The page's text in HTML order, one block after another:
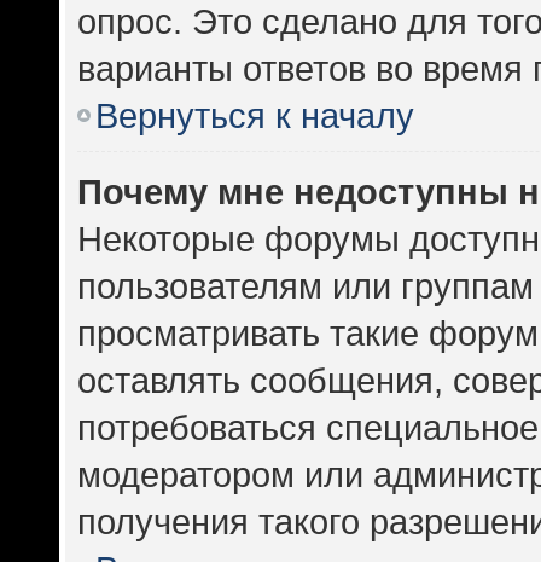
опрос. Это сделано для
варианты ответов во время
Вернуться к началу
Почему мне недоступны
Некоторые форумы
пользователям или
просматривать такие
оставлять сообщения,
потребоваться
модератором или
получения такого